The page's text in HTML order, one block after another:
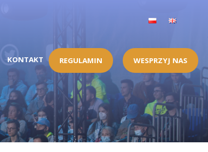
KONTAKT REGULAMIN WESPRZYJ NAS